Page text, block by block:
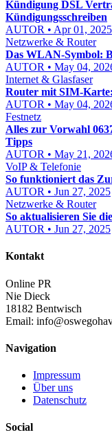
Kündigung DSL
Kündigungsschreiben
AUTOR • Apr 01, 2025
Netzwerke & Router
Das WLAN-Symbol:
AUTOR • May 04,
Internet & Glasfaser
Router mit SIM-
AUTOR • May 04,
Festnetz
Alles zur Vorwahl
Tipps
AUTOR • May 21,
VoIP & Telefonie
So funktioniert das
AUTOR • Jun 27, 2025
Netzwerke & Router
So aktualisieren Sie
AUTOR • Jun 27, 2025
Kontakt
Online PR
Nie Dieck
18182 Bentwisch
Email:
Navigation
Impressum
Über uns
Datenschutz
Social